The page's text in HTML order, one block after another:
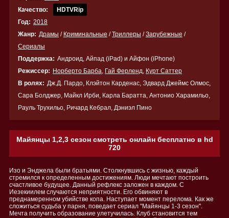
Качество:
HDTVRip
Год: 2018
Жанр: Драмы / Криминальные /Триллеры /Зарубежные /
Сериалы
Поддержка: Андроид, Айпад (iPad) и Айфон (iPhone)
Режиссер: Норберто Барба, Гай Ферленд, Курт Саттер
В ролях: Дж.Д. Пардо, Клэйтон Карденас, Эдвард Джеймс Олмос,
Сара Болджер, Майкл Ирби, Карла Баратта, Антонио Харамильо,
Рауль Трухильо, Ричард Кебрал, Дэниэл Пино
Майянцы 1,2,3 сезон смотреть онлайн бесплатно в hd
720
Изо и Энджела были братьями. Столкнувшись с жизнью, каждый
стремился к определенным достижениям. Люди мечтают построить
счастливое будущее. Данный рефлекс заложен в каждом. С
Иезекиилем случаются неприятности. Его обвиняют в
преднамеренном убийстве копа. Наступает момент перелома. Как же
сложиться судьба у парня, поведает сериал "Майянцы 1-3 сезон".
Мечта получить образование улетучилась. Клуб становится тем